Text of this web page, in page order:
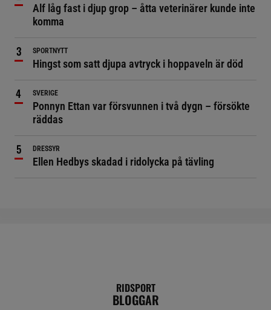
Alf låg fast i djup grop – åtta veterinärer kunde inte
komma
SPORTNYTT
Hingst som satt djupa avtryck i hoppaveln är död
SVERIGE
Ponnyn Ettan var försvunnen i två dygn – försökte
räddas
DRESSYR
Ellen Hedbys skadad i ridolycka på tävling
RIDSPORT
BLOGGAR